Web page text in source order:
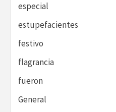
especial
estupefacientes
festivo
flagrancia
fueron
General